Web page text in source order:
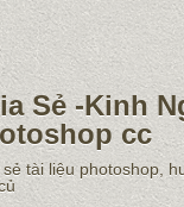
Sẻ -Kinh
cc
sẻ tài liệu photoshop,